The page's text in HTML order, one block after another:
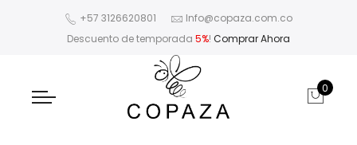
+57 3126620801
Info@copaza.com.co
Descuento de temporada 5%! Comprar Ahora
0